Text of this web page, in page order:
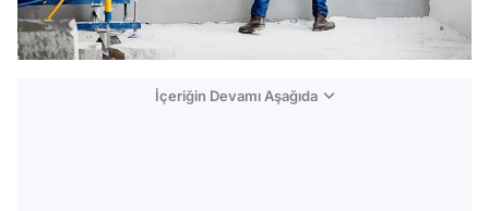
İçeriğin Devamı Aşağıda